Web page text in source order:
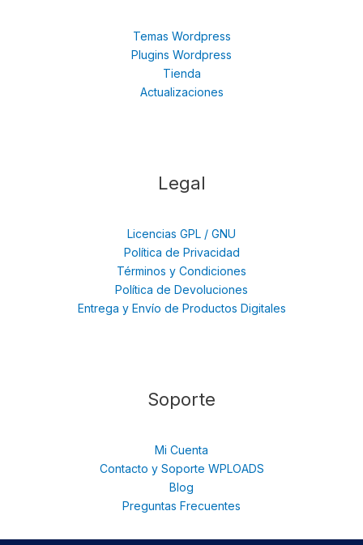
Temas Wordpress
Plugins Wordpress
Tienda
Actualizaciones
Legal
Licencias GPL / GNU
Política de Privacidad
Términos y Condiciones
Política de Devoluciones
Entrega y Envío de Productos Digitales
Soporte
Mi Cuenta
Contacto y Soporte WPLOADS
Blog
Preguntas Frecuentes